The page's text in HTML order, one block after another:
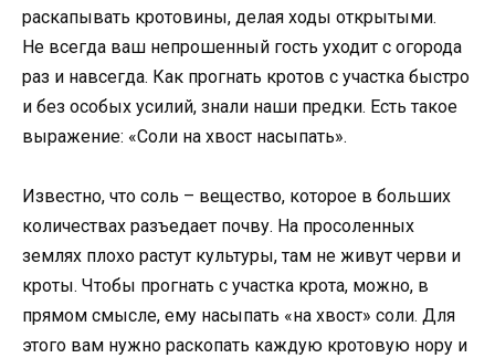
раскапывать кротовины, делая ходы открытыми.
Не всегда ваш непрошенный гость уходит с огорода
раз и навсегда. Как прогнать кротов с участка быстро
и без особых усилий, знали наши предки. Есть такое
выражение: «Соли на хвост насыпать».
Известно, что соль – вещество, которое в больших
количествах разъедает почву. На просоленных
землях плохо растут культуры, там не живут черви и
кроты. Чтобы прогнать с участка крота, можно, в
прямом смысле, ему насыпать «на хвост» соли. Для
этого вам нужно раскопать каждую кротовую нору и